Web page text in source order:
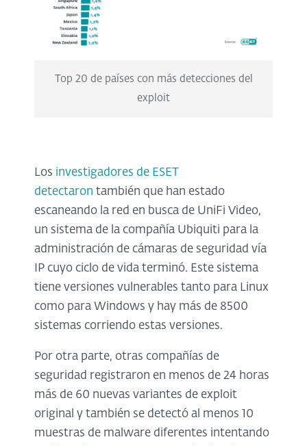
Top 20 de países con más detecciones del
exploit
Los investigadores de ESET
detectaron también que han estado
escaneando la red en busca de UniFi Video,
un sistema de la compañía Ubiquiti para la
administración de cámaras de seguridad vía
IP cuyo ciclo de vida terminó. Este sistema
tiene versiones vulnerables tanto para Linux
como para Windows y hay más de 8500
sistemas corriendo estas versiones.
Por otra parte, otras compañías de
seguridad registraron en menos de 24 horas
más de 60 nuevas variantes de exploit
original y también se detectó al menos 10
muestras de malware diferentes intentando